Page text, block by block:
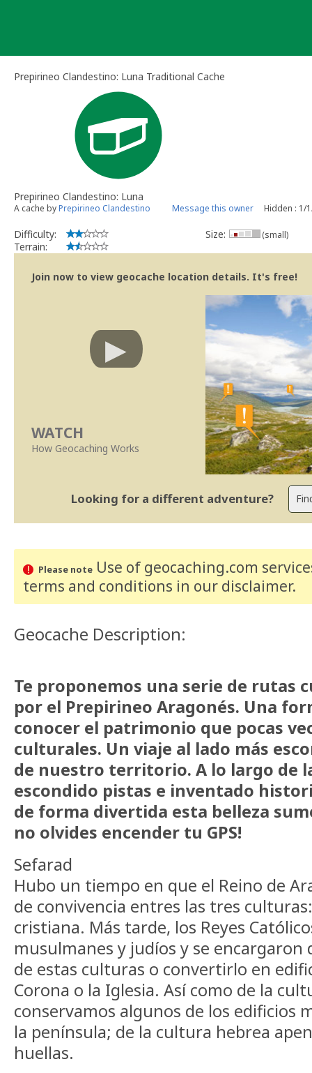
Prepirineo Clandestino: Luna Traditional Cache
Prepirineo Clandestino: Luna
A cache byPrepirineo Clandestino Message this owner Hidden : 1/
Difficulty:
Terrain:
Size: (small)
Join now to view geocache location details. It's free!
WATCH
How Geocaching Works
Looking for a different adventure?
Please noteUse of geocaching.com
terms and conditions in our disclaimer.
Geocache Description:
Te proponemos una serie de rutas
por el Prepirineo Aragonés. Una
conocer el patrimonio que pocas
culturales. Un viaje al lado más
de nuestro territorio. A lo largo de
escondido pistas e inventado
de forma divertida esta belleza
no olvides encender tu GPS!
Sefarad
Hubo un tiempo en que el Reino de
de convivencia entres las tres
cristiana. Más tarde, los Reyes
musulmanes y judíos y se
de estas culturas o convertirlo en
Corona o la Iglesia. Así como de la
conservamos algunos de los edificios
la península; de la cultura hebrea
huellas.